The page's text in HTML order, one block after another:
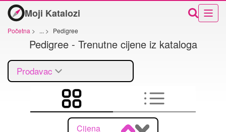
Moji Katalozi
Početna > ... > Pedigree
Pedigree - Trenutne cijene iz kataloga
Prodavac
Cijena